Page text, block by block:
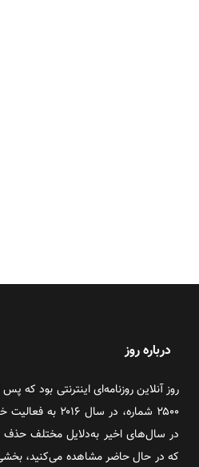
درباره روز
۲۵۰۰ شماره، در
در سال‌های اخیر به‌دلایل مختلف
که در حال حاضر مشاهده می‌کنید،